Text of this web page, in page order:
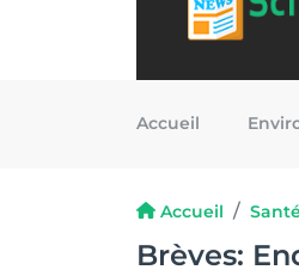
Accueil
Accueil
Brèves: